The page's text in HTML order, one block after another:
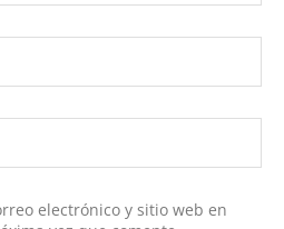
electrónico y sitio web en